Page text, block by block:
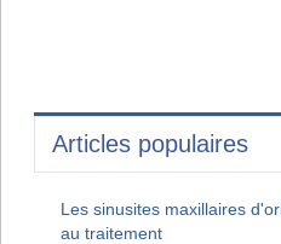
Articles populaires
Les sinusites maxillaires
au traitement